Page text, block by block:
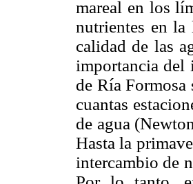
mareal en los
nutrientes en la
calidad de las
importancia del
de Ría Formosa
cuantas
de agua
Hasta la
intercambio de